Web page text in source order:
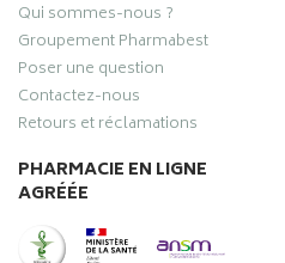
Qui sommes-nous ?
Groupement Pharmabest
Poser une question
Contactez-nous
Retours et réclamations
PHARMACIE EN LIGNE
AGRÉÉE